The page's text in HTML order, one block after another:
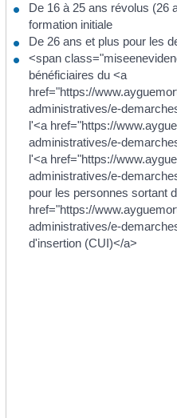
De 16 à 25 ans révolus (26
formation initiale
De 26 ans et plus pour les
<span
bénéficiaires du <a
href="https://
administratives/e-
l'<a href="https://
administratives/e-
l'<a href="https://
administratives/e-
pour les personnes sortant
href="https://
administratives/e-
d'insertion (CUI)</a>